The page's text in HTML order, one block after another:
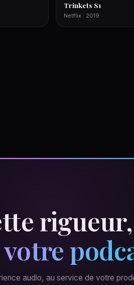
Trinkets S1
Netflix · 2019
rigueur,
audio, au service de votre